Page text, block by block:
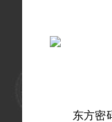
东方密码